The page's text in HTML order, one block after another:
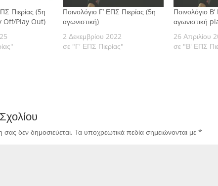
Πιερίας (5η
Off/Play Out)
Ποινολόγιο Γ’ ΕΠΣ Πιερίας (5η
αγωνιστική)
2 Δεκεμβρίου 2022
σε "Γ' ΕΠΣ Πιερίας"
Ποινολόγιο
αγωνιστική
26 Απριλίου
σε "Β' ΕΠΣ
δεν δημοσιεύεται. Τα υποχρεωτικά πεδία σημειώνονται με *